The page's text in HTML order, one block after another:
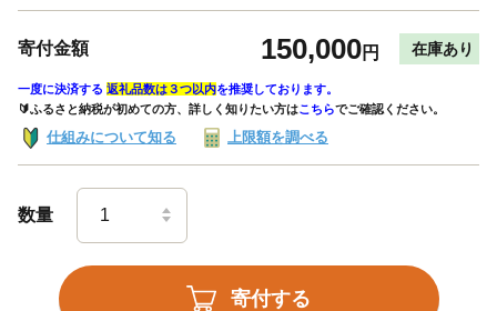
寄付金額 150,000円 在庫あり
一度に決済する 返礼品数は３つ以内を推奨しております。
🔰ふるさと納税が初めての方、詳しく知りたい方はこちらでご確認ください。
仕組みについて知る 上限額を調べる
数量
寄付する